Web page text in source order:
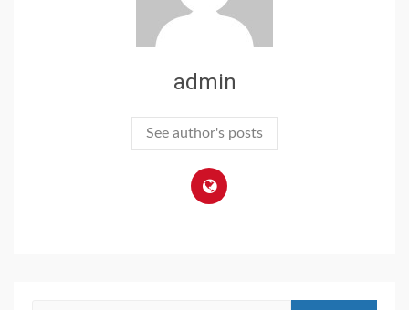
admin
See author's posts